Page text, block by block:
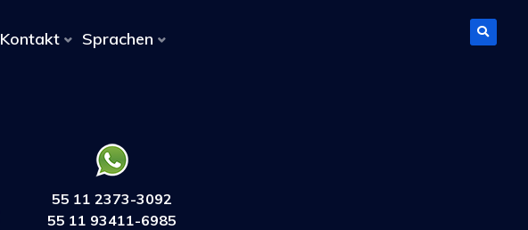
Kontakt Sprachen
55 11 2373-3092
55 11 93411-6985